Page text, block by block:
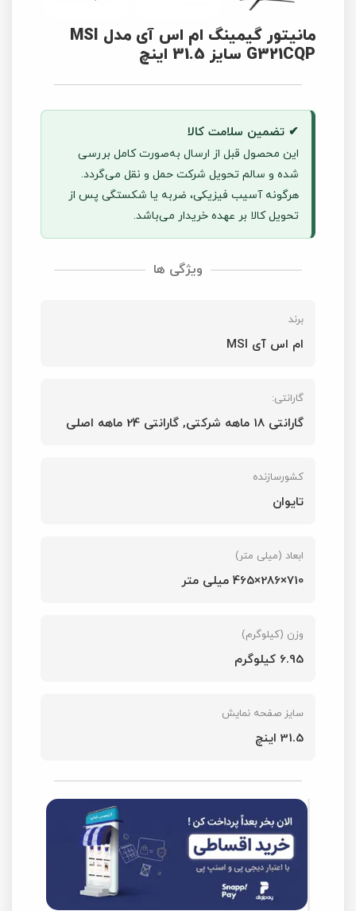
مانیتور گیمینگ ام اس آی مدل MSI
G321CQP سایز 31.5 اینچ
✔ تضمین سلامت کالا
این محصول قبل از ارسال به‌صورت کامل بررسی
شده و سالم تحویل شرکت حمل و نقل می‌گردد.
هرگونه آسیب فیزیکی، ضربه یا شکستگی پس از
تحویل کالا بر عهده خریدار می‌باشد.
ویژگی ها
برند
ام اس آی MSI
گارانتی:
گارانتی 18 ماهه شرکتی, گارانتی 24 ماهه اصلی
کشورسازنده
تایوان
ابعاد (میلی متر)
710×286×465 میلی متر
وزن (کیلوگرم)
6.95 کیلوگرم
سایز صفحه نمایش
31.5 اینچ